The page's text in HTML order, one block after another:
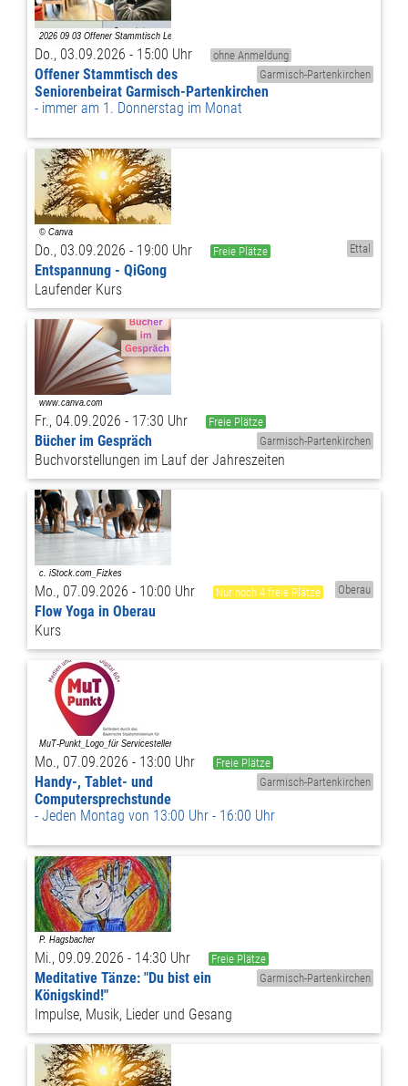
Do., 03.09.2026 - 15:00 Uhr
ohne Anmeldung
Garmisch-Partenkirchen
Offener Stammtisch des
Seniorenbeirat Garmisch-Partenkirchen
immer am 1. Donnerstag im Monat
Do., 03.09.2026 - 19:00 Uhr Freie Plätze Ettal
Entspannung - QiGong
Laufender Kurs
Fr., 04.09.2026 - 17:30 Uhr
Freie Plätze
Garmisch-Partenkirchen
Bücher im Gespräch
Buchvorstellungen im Lauf der Jahreszeiten
Mo., 07.09.2026 - 10:00 Uhr Nur noch 4 freie Plätze Oberau
Flow Yoga in Oberau
Kurs
Mo., 07.09.2026 - 13:00 Uhr
Freie Plätze
Garmisch-Partenkirchen
Handy-, Tablet- und
Computersprechstunde
Jeden Montag von 13:00 Uhr - 16:00 Uhr
Mi., 09.09.2026 - 14:30 Uhr
Freie Plätze
Garmisch-Partenkirchen
Meditative Tänze: "Du bist ein
Königskind!"
Impulse, Musik, Lieder und Gesang